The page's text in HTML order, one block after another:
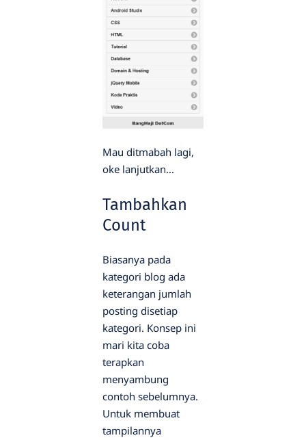
Mau ditmabah lagi,
oke lanjutkan…
Tambahkan
Count
Biasanya pada
kategori blog ada
keterangan jumlah
posting disetiap
kategori. Konsep ini
mari kita coba
terapkan
menyambung
contoh sebelumnya.
Untuk membuat
tampilannya